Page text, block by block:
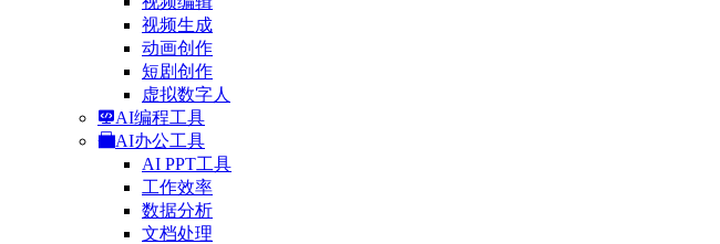
视频生成
动画创作
短剧创作
虚拟数字人
AI编程工具
AI办公工具
AI PPT工具
工作效率
数据分析
文档处理